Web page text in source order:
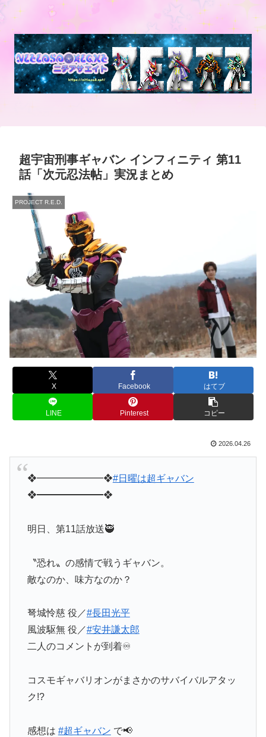
超宇宙刑事ギャバン インフィニティ 第11
話「次元忍法帖」実況まとめ
PROJECT R.E.D.
X Facebook はてブ
LINE Pinterest コピー
2026.04.26
❖━━━━━━━❖#日曜は超ギャバン
❖━━━━━━━❖
明日、第11話放送🥷
〝恐れ〟の感情で戦うギャバン。
敵なのか、味方なのか？
弩城怜慈 役／#長田光平
風波駆無 役／#安井謙太郎
二人のコメントが到着♾️
コスモギャバリオンがまさかのサバイバルアタッ
ク!?
感想は #超ギャバン で📢